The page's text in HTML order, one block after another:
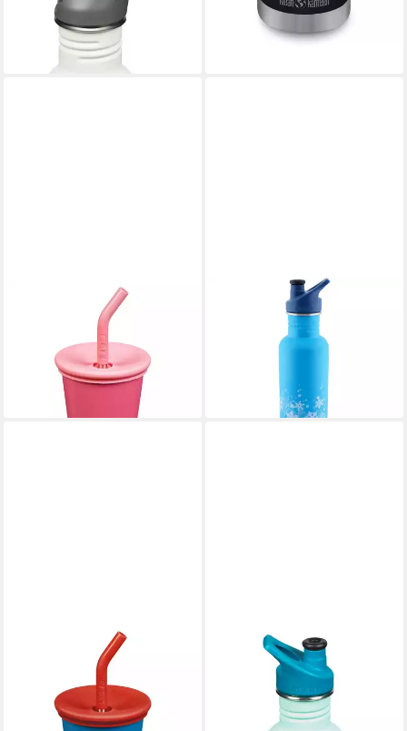
Sport Cap
21,95 €
lieferbar - in 2-3 Werktagen bei dir
Trinkflasche Kid Kanteen®Kid
Steel Cup (Kid Straw Lid) Pink
lieferbar - in 3-4 Werktagen bei dir
KLEAN KANTEEN
Trinkflasche Klean Kanteen
Schneeflocken Trinkflasche
lieferbar - in 3-4 Werktagen bei dir
Trinkflasche Klean 296ml Kid
Kanteen®Kid Steel Cup (Kid
Straw Lid)-Mykonos Blue